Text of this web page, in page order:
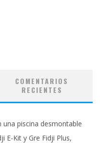
COMENTARIOS
RECIENTES
piscina desmontable
E-Kit y Gre Fidji Plus,